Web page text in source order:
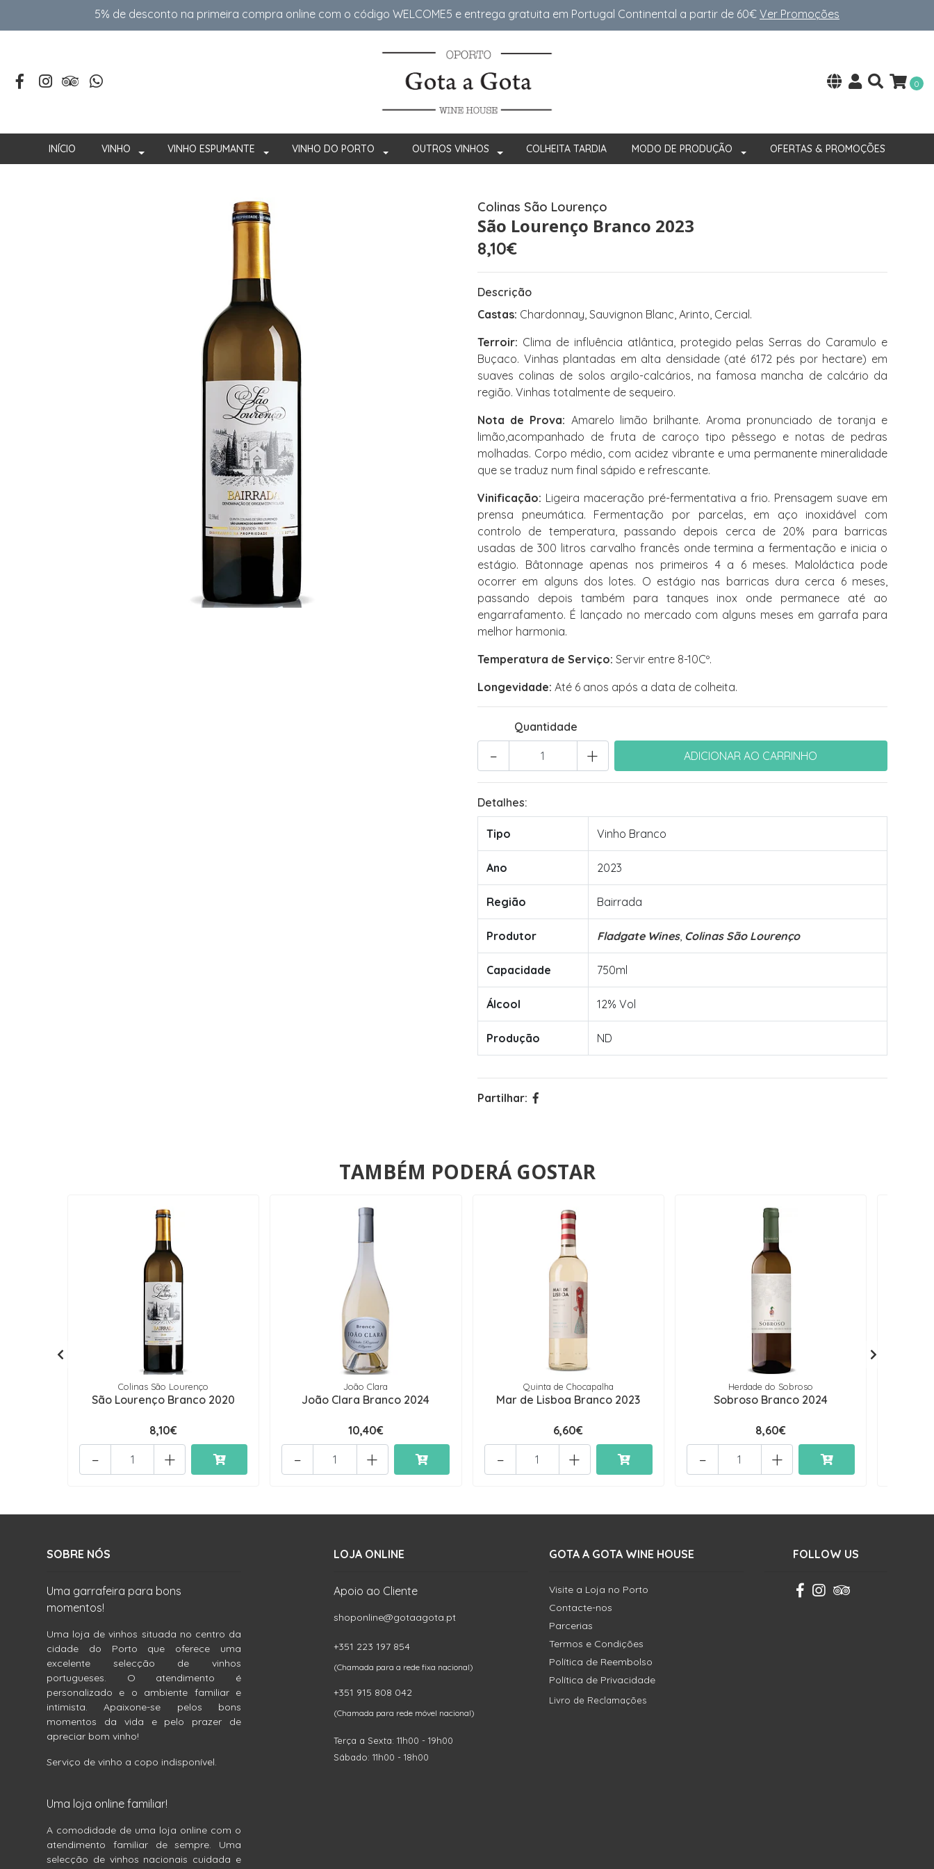
5% de desconto na primeira compra online com o código WELCOME5 e entrega gratuita em Portugal Continental a partir de 60€ Ver Promoções
0
INÍCIO VINHO VINHO ESPUMANTE VINHO DO PORTO OUTROS VINHOS COLHEITA TARDIA MODO DE PRODUÇÃO OFERTAS & PROMOÇÕES
Colinas São Lourenço
São Lourenço Branco 2023
8,10€
Descrição
Castas: Chardonnay, Sauvignon Blanc, Arinto, Cercial.
Terroir: Clima de influência atlântica, protegido pelas Serras do Caramulo e
Buçaco. Vinhas plantadas em alta densidade (até 6172 pés por hectare) em
suaves colinas de solos argilo-calcários, na famosa mancha de calcário da
região. Vinhas totalmente de sequeiro.
Nota de Prova: Amarelo limão brilhante. Aroma pronunciado de toranja e
limão,acompanhado de fruta de caroço tipo pêssego e notas de pedras
molhadas. Corpo médio, com acidez vibrante e uma permanente mineralidade
que se traduz num final sápido e refrescante.
Vinificação: Ligeira maceração pré-fermentativa a frio. Prensagem suave em
prensa pneumática. Fermentação por parcelas, em aço inoxidável com
controlo de temperatura, passando depois cerca de 20% para barricas
usadas de 300 litros carvalho francês onde termina a fermentação e inicia o
estágio. Bâtonnage apenas nos primeiros 4 a 6 meses. Maloláctica pode
ocorrer em alguns dos lotes. O estágio nas barricas dura cerca 6 meses,
passando depois também para tanques inox onde permanece até ao
engarrafamento. É lançado no mercado com alguns meses em garrafa para
melhor harmonia.
Temperatura de Serviço: Servir entre 8-10Cº.
Longevidade: Até 6 anos após a data de colheita.
Quantidade
+
-
Detalhes:
Tipo Vinho Branco
Ano 2023
Região Bairrada
Produtor Fladgate Wines, Colinas São Lourenço
Capacidade 750ml
Álcool 12% Vol
Produção ND
Partilhar:
TAMBÉM PODERÁ GOSTAR
Colinas São Lourenço
São Lourenço Branco 2020
8,10€
+
-
João Clara
João Clara Branco 2024
10,40€
+
-
Quinta de Chocapalha
Mar de Lisboa Branco 2023
6,60€
+
-
Herdade do Sobroso
Sobroso Branco 2024
8,60€
+
-
SOBRE NÓS
Uma garrafeira para bons
momentos!
Uma loja de vinhos situada no centro da
cidade do Porto que oferece uma
excelente selecção de vinhos
portugueses. O atendimento é
personalizado e o ambiente familiar e
intimista. Apaixone-se pelos bons
momentos da vida e pelo prazer de
apreciar bom vinho!
Serviço de vinho a copo indisponível.
Uma loja online familiar!
A comodidade de uma loja online com o
atendimento familiar de sempre. Uma
selecção de vinhos nacionais cuidada e
LOJA ONLINE
Apoio ao Cliente
shoponline@gotaagota.pt
+351 223 197 854
(Chamada para a rede fixa nacional)
+351 915 808 042
(Chamada para rede móvel nacional)
Terça a Sexta: 11h00 - 19h00
Sábado: 11h00 - 18h00
GOTA A GOTA WINE HOUSE
Visite a Loja no Porto
Contacte-nos
Parcerias
Termos e Condições
Política de Reembolso
Política de Privacidade
Livro de Reclamações
FOLLOW US